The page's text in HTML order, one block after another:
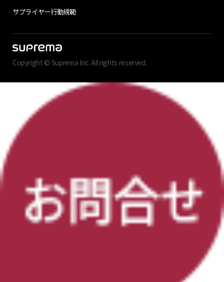
サプライヤー行動規範
Copyright © Suprema Inc. All rights reserved.